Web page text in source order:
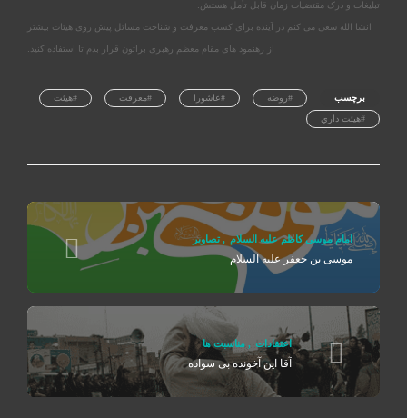
تبلیغات و درک مقتضیات زمان قابل تأمل هستش.
انشا الله سعی می کنم در آینده برای کسب معرفت و شناخت مسائل پیش روی هیئات بیشتر
از رهنمود های مقام معظم رهبری براتون قرار بدم تا استفاده کنید.
برچسب #روضه #عاشورا #معرفت #هيئت
#هيئت داري
امام موسی کاظم علیه السلام , تصاوير
موسی بن جعفر علیه السلام
اعتقادات , مناسبت ها
آقا این آخونده بی سواده